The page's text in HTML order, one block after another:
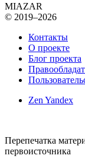
MIAZAR
© 2019–2026
Контакты
О проекте
Блог проекта
Zen Yandex
Перепечатка
первоисточника